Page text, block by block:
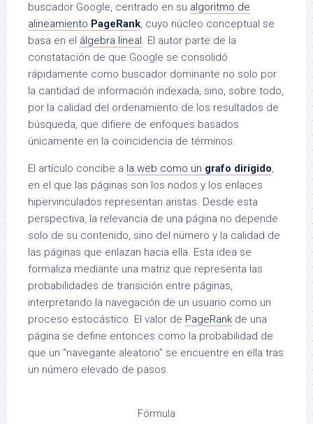
buscador Google, centrado en su algoritmo de
alineamiento PageRank, cuyo núcleo conceptual se
basa en el álgebra lineal. El autor parte de la
constatación de que Google se consolidó
rápidamente como buscador dominante no solo por
la cantidad de información indexada, sino, sobre todo,
por la calidad del ordenamiento de los resultados de
búsqueda, que difiere de enfoques basados
únicamente en la coincidencia de términos.
El artículo concibe a la web como un grafo dirigido,
en el que las páginas son los nodos y los enlaces
hipervinculados representan aristas. Desde esta
perspectiva, la relevancia de una página no depende
solo de su contenido, sino del número y la calidad de
las páginas que enlazan hacia ella. Esta idea se
formaliza mediante una matriz que representa las
probabilidades de transición entre páginas,
interpretando la navegación de un usuario como un
proceso estocástico. El valor de PageRank de una
página se define entonces como la probabilidad de
que un “navegante aleatorio” se encuentre en ella tras
un número elevado de pasos.
Fórmula